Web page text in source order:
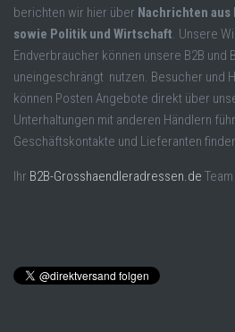
berichten wir hier über Nachrichten aus
sowie Politik und Wirtschaft. Unsere
Endverbraucher können unsere B2B und
uneingeschrängt nutzen. Besucher und
können Posten Angebote direkt über
Unterhaltungen mit anderen Händlern
Geschäftskontakte und Lieferanten
Ihr B2B-Grosshaendleradressen.de Team